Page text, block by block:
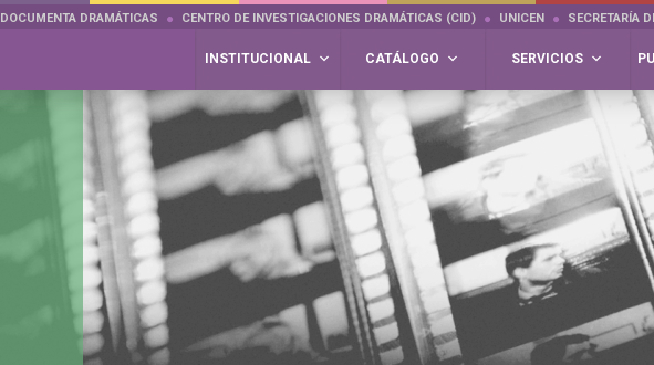
DOCUMENTA DRAMÁTICAS CENTRO DE INVESTIGACIONES DRAMÁTICAS (CID) UNICEN SECRETARÍA
INSTITUCIONAL CATÁLOGO SERVICIOS